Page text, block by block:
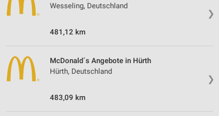
❯
Wesseling, Deutschland
481,12 km
❯
McDonald´s Angebote in Hürth
Hürth, Deutschland
483,09 km